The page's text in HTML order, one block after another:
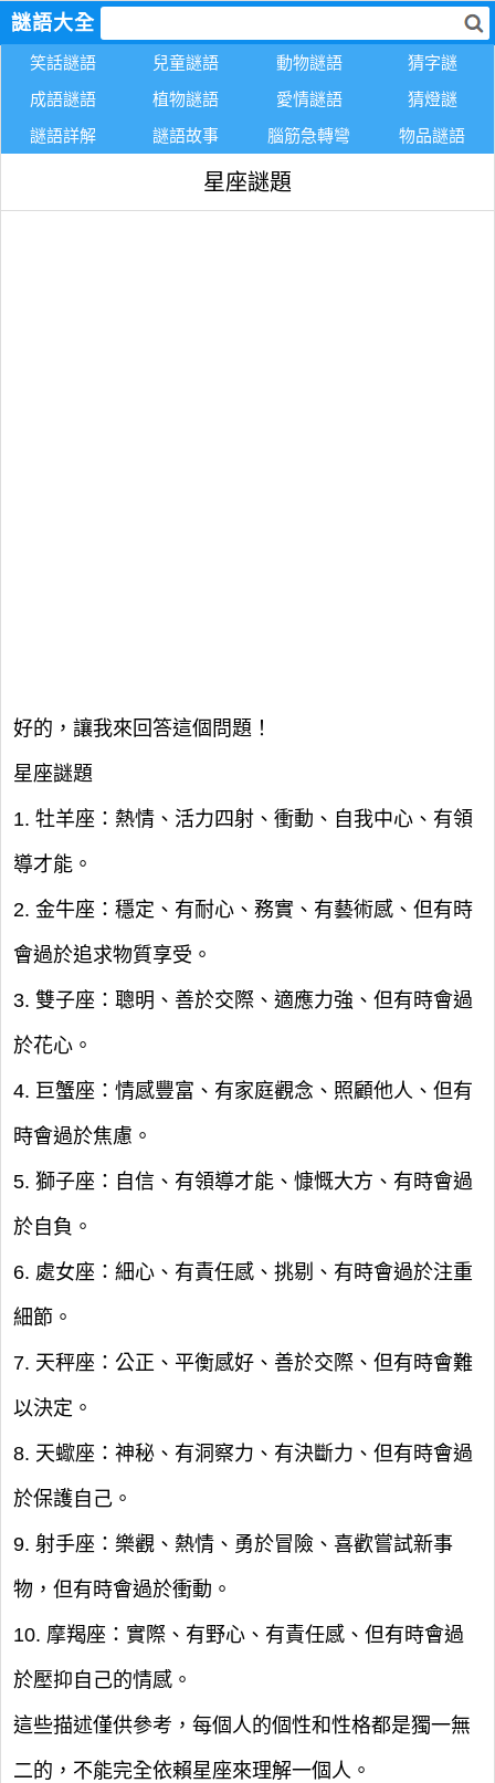
謎語大全
笑話謎語 兒童謎語 動物謎語
猜字謎
成語謎語
植物謎語 愛情謎語
猜燈謎
謎語詳解
謎語故事 腦筋急轉彎 物品謎語
星座謎題
好的，讓我來回答這個問題！
星座謎題
1. 牡羊座：熱情、活力四射、衝動、自我中心、有領
導才能。
2. 金牛座：穩定、有耐心、務實、有藝術感、但有時
會過於追求物質享受。
3. 雙子座：聰明、善於交際、適應力強、但有時會過
於花心。
4. 巨蟹座：情感豐富、有家庭觀念、照顧他人、但有
時會過於焦慮。
5. 獅子座：自信、有領導才能、慷慨大方、有時會過
於自負。
6. 處女座：細心、有責任感、挑剔、有時會過於注重
細節。
7. 天秤座：公正、平衡感好、善於交際、但有時會難
以決定。
8. 天蠍座：神秘、有洞察力、有決斷力、但有時會過
於保護自己。
9. 射手座：樂觀、熱情、勇於冒險、喜歡嘗試新事
物，但有時會過於衝動。
10. 摩羯座：實際、有野心、有責任感、但有時會過
於壓抑自己的情感。
這些描述僅供參考，每個人的個性和性格都是獨一無
二的，不能完全依賴星座來理解一個人。